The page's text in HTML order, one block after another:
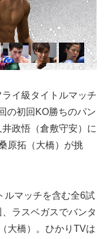
イ級タイトルマッチ
の初回KO勝ちのパン
政悟（倉敷守安）に
原拓（大橋）が挑
マッチを含む全6試
ラスベガスでバンタ
大橋）。ひかりTVは